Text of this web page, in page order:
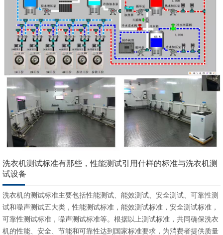
洗衣机测试标准有那些，性能测试引用什样的标准与洗衣机测
试设备
洗衣机的测试标准主要包括性能测试、能效测试、安全测试、可靠性测
试和噪声测试五大类，性能测试标准，能效测试标准，安全测试标准，
可靠性测试标准，噪声测试标准等。根据以上测试标准，共同确保洗衣
机的性能、安全、节能和可靠性达到国家标准要求，为消费者提供质量